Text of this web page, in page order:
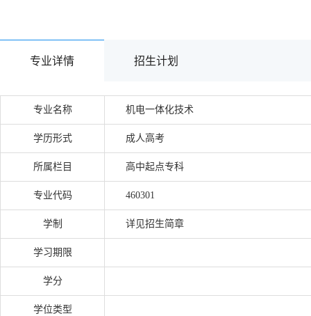
专业详情 招生计划
专业名称 机电一体化技术
学历形式 成人高考
所属栏目 高中起点专科
专业代码 460301
学制 详见招生简章
学习期限
学分
学位类型